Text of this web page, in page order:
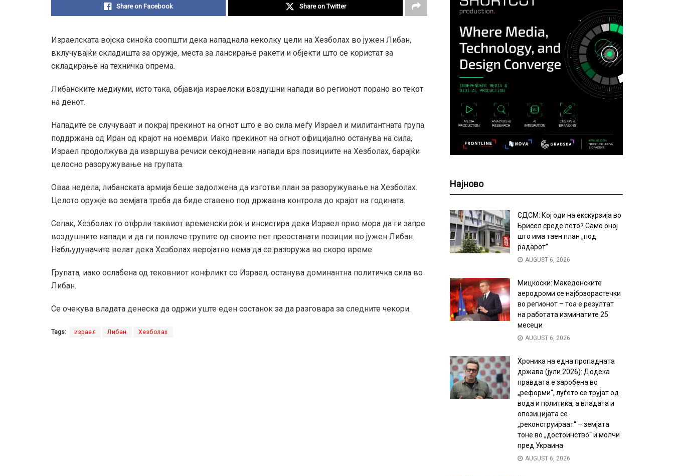
Share on Facebook Share on Twitter
Израелската војска синоќа соопшти дека нападнала неколку цели на Хезболах во јужен Либан,
вклучувајќи складишта за оружје, места за лансирање ракети и објекти што се користат за
складирање на техничка опрема.
Либанските медиуми, исто така, објавија израелски воздушни напади во регионот порано во текот
на денот.
Нападите се случуваат и покрај прекинот на огнот што е во сила меѓу Израел и милитантната група
поддржана од Иран од крајот на ноември. Иако прекинот на огнот официјално останува на сила,
Израел продолжува да извршува речиси секојдневни напади врз позициите на Хезболах, барајќи
целосно разоружување на групата.
Оваа недела, либанската армија беше задолжена да изготви план за разоружување на Хезболах.
Целото оружје во земјата треба да биде ставено под државна контрола до крајот на годината.
Сепак, Хезболах го отфрли таквиот временски рок и инсистира дека Израел прво мора да ги запре
воздушните напади и да ги повлече трупите од своите пет преостанати позиции во јужен Либан.
Набљудувачите велат дека Хезболах веројатно нема да се разоружа во скоро време.
Групата, иако ослабена од тековниот конфликт со Израел, останува доминантна политичка сила во
Либан.
Се очекува владата денеска да одржи уште еден состанок за да разговара за следните чекори.
Tags: израел Либан Хезболах
Најново
СДСМ: Кој оди на екскурзија во
Брисел среде лето? Само оној
што има таен план „под
радарот“
AUGUST 6, 2026
Мицкоски: Македонските
аеродроми се најбрзорастечки
во регионот – тоа е резултат
на работата изминатите 25
месеци
AUGUST 6, 2026
Хроника на една пропадната
држава (јули 2026): Додека
правдата е заробена во
„реформи“, луѓето се трујат од
вода и политика, а владата и
опозицијата се
„реконструираат“ – земјата
тоне во „достоинство“ и молчи
пред Украина
AUGUST 6, 2026